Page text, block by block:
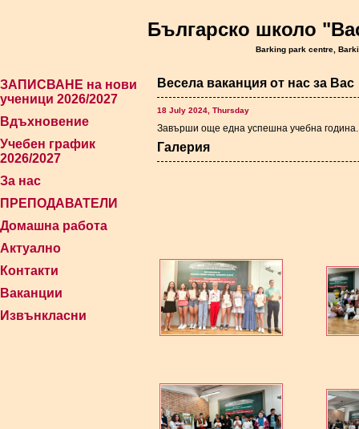
Българско школо
Barking park centre,
ЗАПИСВАНЕ на нови
ученици 2026/2027
Вдъхновение
Учебен график
2026/2027
За нас
ПРЕПОДАВАТЕЛИ
Домашна работа
Актуално
Контакти
Ваканции
Извънкласни
Весела ваканция от нас за Вас
18 July 2024, Thursday
Завърши още една успешна учебна
Галерия